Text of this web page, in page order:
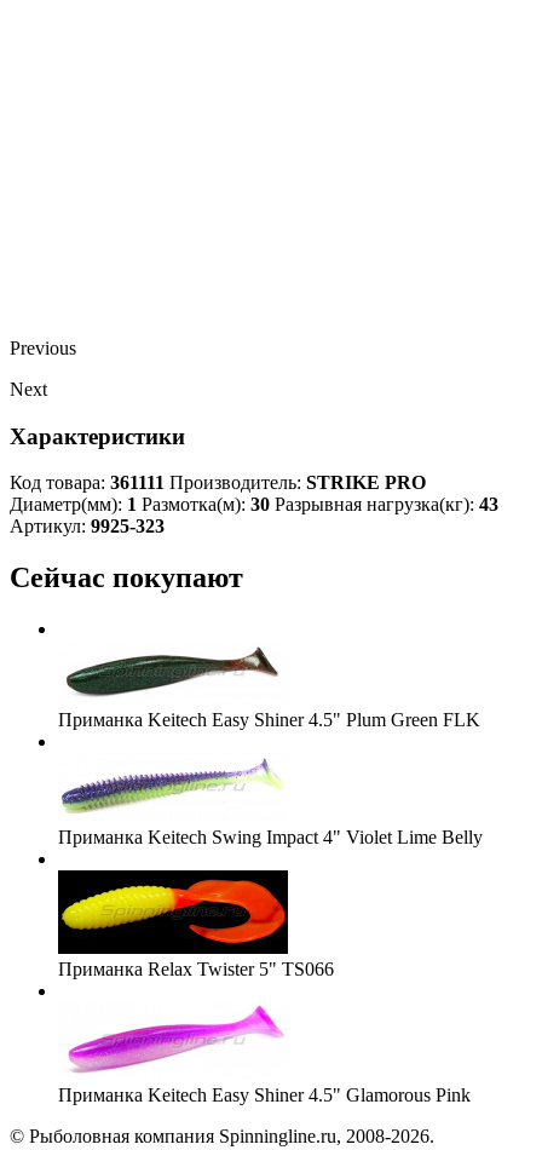
Previous
Next
Характеристики
Код товара: 361111 Производитель: STRIKE PRO
Диаметр(мм): 1 Размотка(м): 30 Разрывная нагрузка(кг): 43
Артикул: 9925-323
Сейчас покупают
Приманка Keitech Easy Shiner 4.5" Plum Green FLK
Приманка Keitech Swing Impact 4" Violet Lime Belly
Приманка Relax Twister 5" TS066
Приманка Keitech Easy Shiner 4.5" Glamorous Pink
© Рыболовная компания Spinningline.ru, 2008-2026.